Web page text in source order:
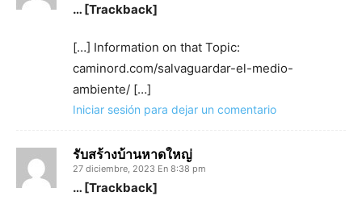
… [Trackback]
[…] Information on that Topic:
caminord.com/salvaguardar-el-medio-
ambiente/ […]
Iniciar sesión para dejar un comentario
รับสร้างบ้านหาดใหญ่
27 diciembre, 2023 En 8:38 pm
… [Trackback]